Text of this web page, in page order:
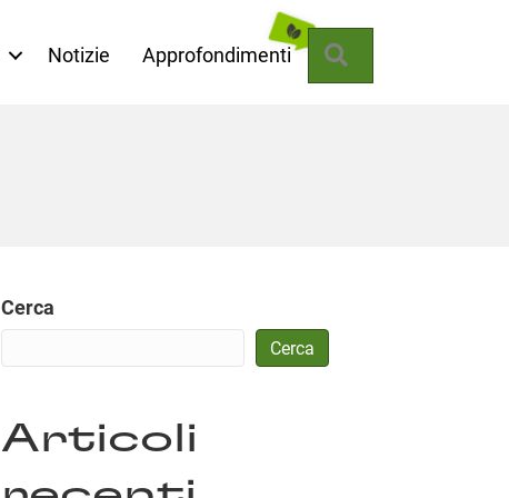
Notizie Approfondimenti
Cerca
Cerca
Articoli